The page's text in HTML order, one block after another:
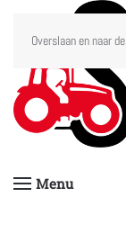
Overslaan en naar
Menu